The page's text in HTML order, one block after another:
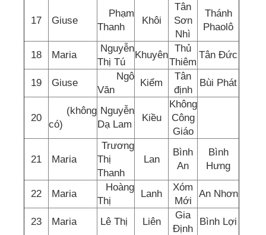
17 Giuse
Phạm
Thanh
Khôi
Tân
Sơn
Nhì
Thánh
Phaolô
18 Maria
Nguyễn
Thị Tú
Khuyên
Thủ
Thiêm
Tân Đức
19 Giuse
Ngô
Văn
Kiểm
Tân
định
Bùi Phát
20
(không
có)
Nguyễn
Dạ Lam
Kiều
Không
Công
Giáo
21 Maria
Trương
Thị
Thanh
Lan
Bình
An
Bình
Hưng
22 Maria
Hoàng
Thị
Lanh
Xóm
Mới
An Nhơn
23 Maria Lê Thị Liên
Gia
Định
Bình Lợi